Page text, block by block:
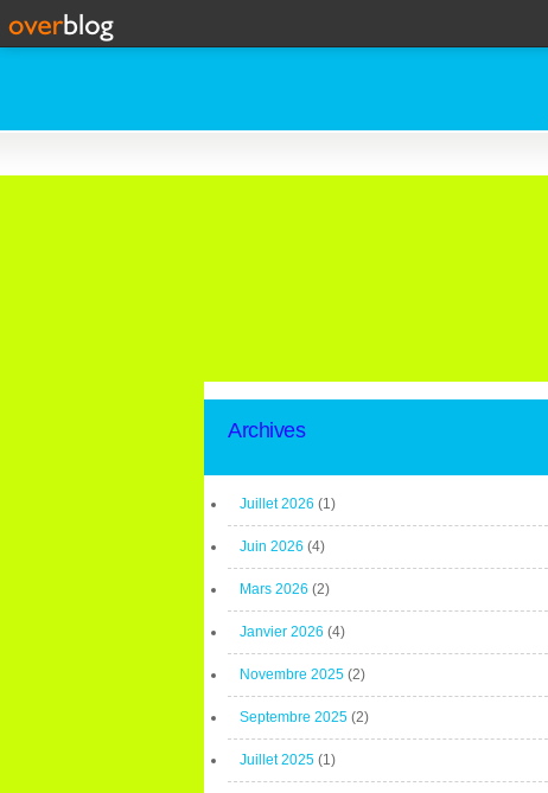
Archives
Juillet 2026 (1)
Juin 2026 (4)
Mars 2026 (2)
Janvier 2026 (4)
Novembre 2025 (2)
Septembre 2025 (2)
Juillet 2025 (1)